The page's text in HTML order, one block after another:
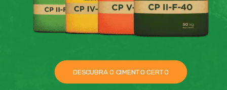
DESCUBRA O CIMENTO CERTO